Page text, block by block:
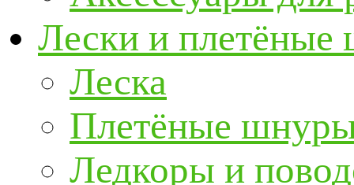
Лески и
Леска
Плетёные
Ледкоры и